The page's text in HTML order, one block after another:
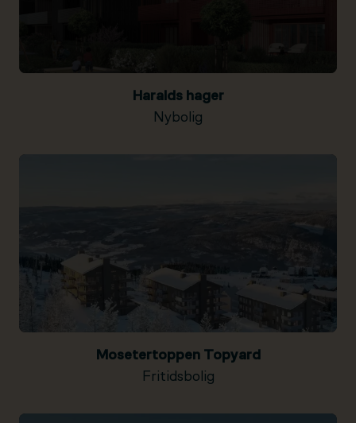
Haralds hager
Nybolig
Mosetertoppen Topyard
Fritidsbolig